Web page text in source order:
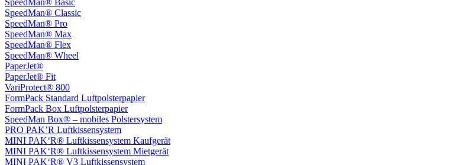
SpeedMan® Basic
SpeedMan® Classic
SpeedMan® Pro
SpeedMan® Max
SpeedMan® Flex
SpeedMan® Wheel
PaperJet®
PaperJet® Fit
VariProtect® 800
FormPack Standard Luftpolsterpapier
FormPack Box Luftpolsterpapier
SpeedMan Box® – mobiles Polstersystem
PRO PAK’R Luftkissensystem
MINI PAK‘R® Luftkissensystem Kaufgerät
MINI PAK‘R® Luftkissensystem Mietgerät
MINI PAK‘R® V3 Luftkissensystem